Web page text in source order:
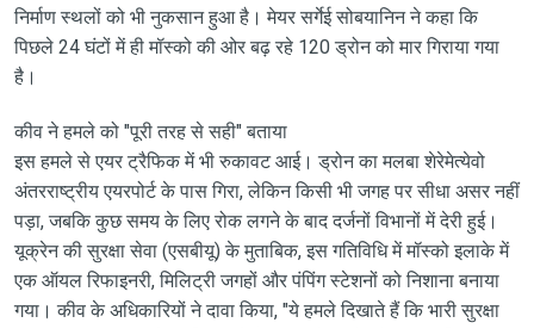
निर्माण स्थलों को भी नुकसान हुआ है। मेयर सर्गेई सोबयानिन ने कहा कि
पिछले 24 घंटों में ही मॉस्को की ओर बढ़ रहे 120 ड्रोन को मार गिराया गया
है।
कीव ने हमले को "पूरी तरह से सही" बताया
इस हमले से एयर ट्रैफिक में भी रुकावट आई। ड्रोन का मलबा शेरेमेत्येवो
अंतरराष्ट्रीय एयरपोर्ट के पास गिरा, लेकिन किसी भी जगह पर सीधा असर नहीं
पड़ा, जबकि कुछ समय के लिए रोक लगने के बाद दर्जनों विभानों में देरी हुई।
यूक्रेन की सुरक्षा सेवा (एसबीयू) के मुताबिक, इस गतिविधि में मॉस्को इलाके में
एक ऑयल रिफाइनरी, मिलिट्री जगहों और पंपिंग स्टेशनों को निशाना बनाया
गया। कीव के अधिकारियों ने दावा किया, "ये हमले दिखाते हैं कि भारी सुरक्षा